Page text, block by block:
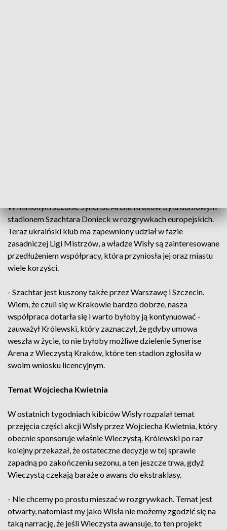
W minionym sezonie Synerise Arena Kraków była domowym
stadionem Szachtara Donieck w rozgrywkach europejskich.
Teraz ukraiński klub ma zapewniony udział w fazie
zasadniczej Ligi Mistrzów, a władze Wisły są zainteresowane
przedłużeniem współpracy, która przyniosła jej oraz miastu
wiele korzyści.
- Szachtar jest kuszony także przez Warszawę i Szczecin.
Wiem, że czuli się w Krakowie bardzo dobrze, nasza
współpraca dotarła się i warto byłoby ją kontynuować -
zauważył Królewski, który zaznaczył, że gdyby umowa
weszła w życie, to nie byłoby możliwe dzielenie Synerise
Arena z Wieczystą Kraków, które ten stadion zgłosiła w
swoim wniosku licencyjnym.
Temat Wojciecha Kwietnia
W ostatnich tygodniach kibiców Wisły rozpalał temat
przejęcia części akcji Wisły przez Wojciecha Kwietnia, który
obecnie sponsoruje właśnie Wieczystą. Królewski po raz
kolejny przekazał, że ostateczne decyzje w tej sprawie
zapadną po zakończeniu sezonu, a ten jeszcze trwa, gdyż
Wieczystą czekają baraże o awans do ekstraklasy.
- Nie chcemy po prostu mieszać w rozgrywkach. Temat jest
otwarty, natomiast my jako Wisła nie możemy zgodzić się na
taką narrację, że jeśli Wieczysta awansuje, to ten projekt